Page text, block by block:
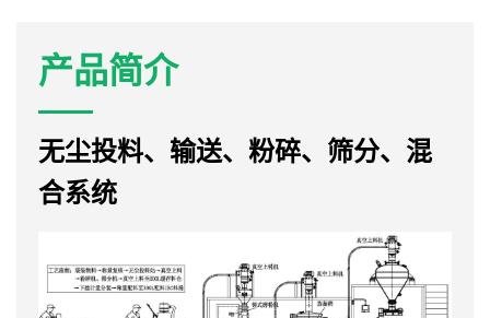
产品简介
无尘投料、输送、粉碎、筛分、混
合系统